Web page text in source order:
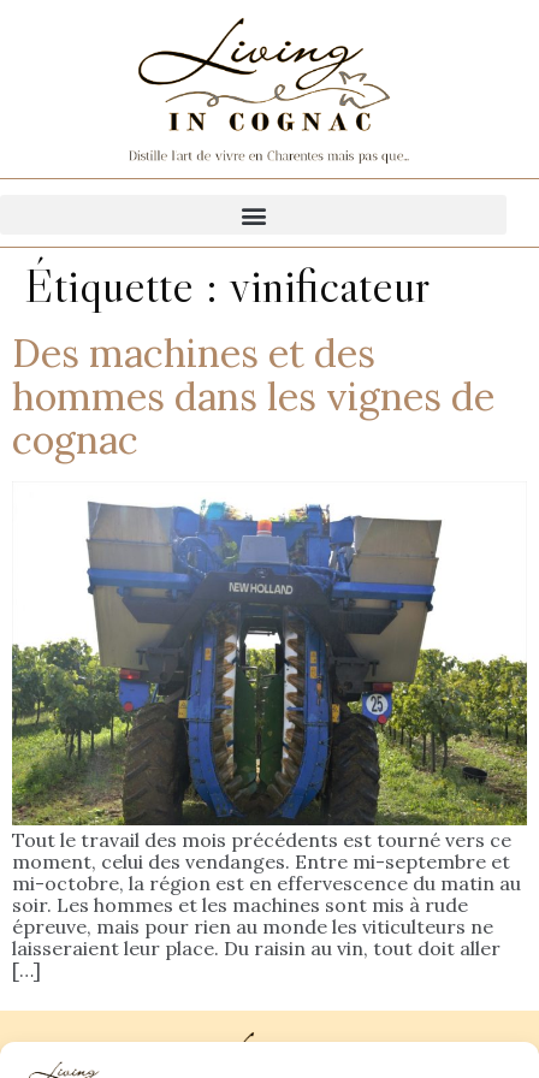
Étiquette : vinificateur
Des machines et des
hommes dans les vignes de
cognac
Tout le travail des mois précédents est tourné vers ce
moment, celui des vendanges. Entre mi-septembre et
mi-octobre, la région est en effervescence du matin au
soir. Les hommes et les machines sont mis à rude
épreuve, mais pour rien au monde les viticulteurs ne
laisseraient leur place. Du raisin au vin, tout doit aller
[…]